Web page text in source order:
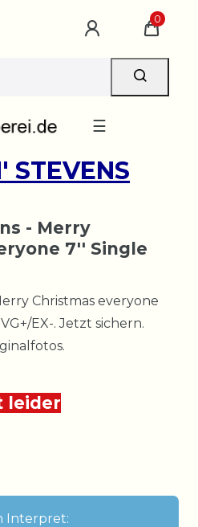
0
☰
STEVENS
- Merry
7'' Single
Christmas everyone
EX-. Jetzt sichern.
leider
Interpret: